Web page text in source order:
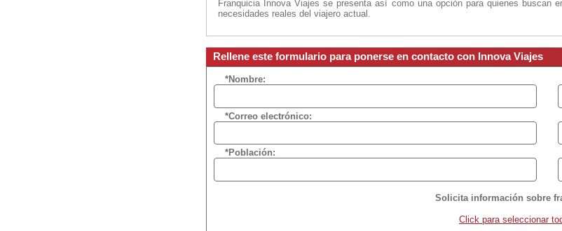
Franquicia Innova Viajes se presenta así como una opción para quienes buscan
necesidades reales del viajero actual.
Rellene este formulario para ponerse en contacto con Innova Viajes
*Nombre:
*Correo electrónico:
*Población:
Solicita información sobre
Click para seleccionar